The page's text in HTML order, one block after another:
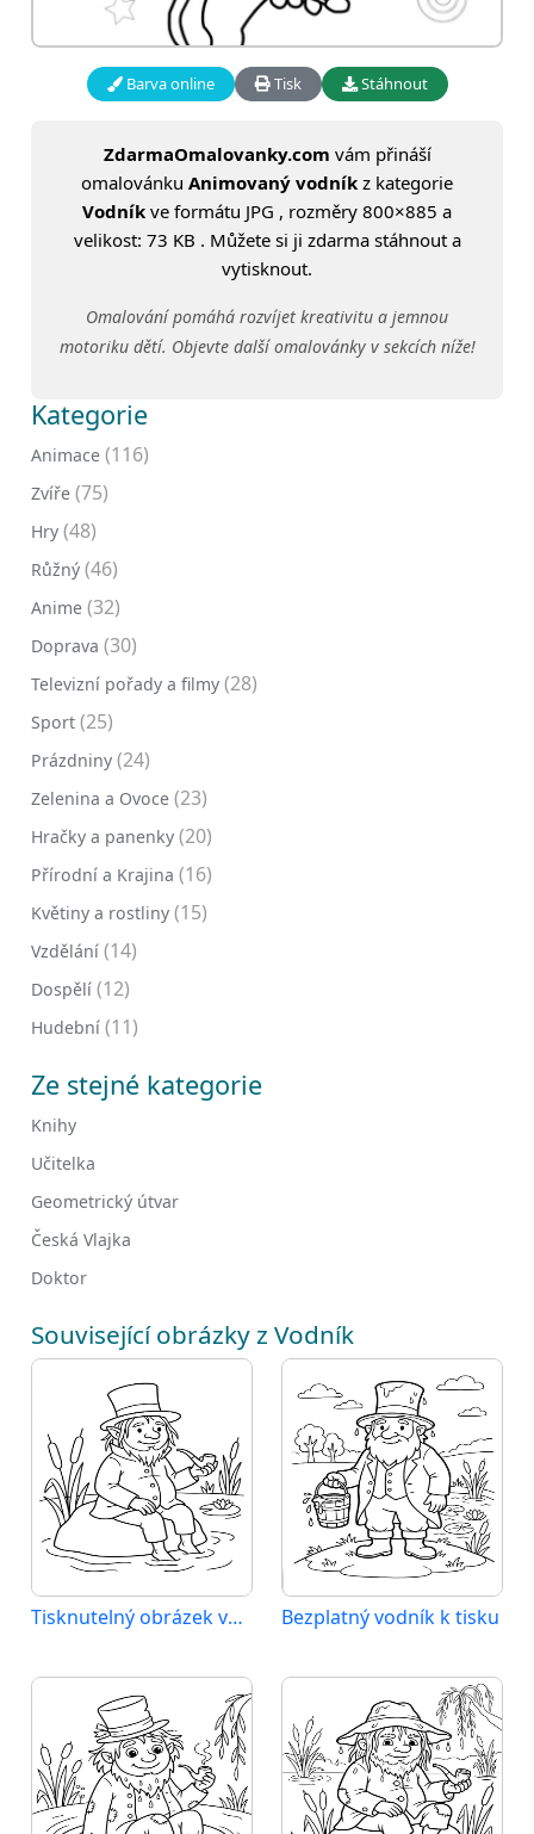
Barva online Tisk Stáhnout
ZdarmaOmalovanky.com vám přináší
omalovánku Animovaný vodník z kategorie
Vodník ve formátu JPG , rozměry 800×885 a
velikost: 73 KB . Můžete si ji zdarma stáhnout a
vytisknout.
Omalování pomáhá rozvíjet kreativitu a jemnou
motoriku dětí. Objevte další omalovánky v sekcích níže!
Kategorie
Animace (116)
Zvíře (75)
Hry (48)
Růžný (46)
Anime (32)
Doprava (30)
Televizní pořady a filmy (28)
Sport (25)
Prázdniny (24)
Zelenina a Ovoce (23)
Hračky a panenky (20)
Přírodní a Krajina (16)
Květiny a rostliny (15)
Vzdělání (14)
Dospělí (12)
Hudební (11)
Ze stejné kategorie
Knihy
Učitelka
Geometrický útvar
Česká Vlajka
Doktor
Související obrázky z Vodník
Tisknutelný obrázek vodníka Bezplatný vodník k tisku